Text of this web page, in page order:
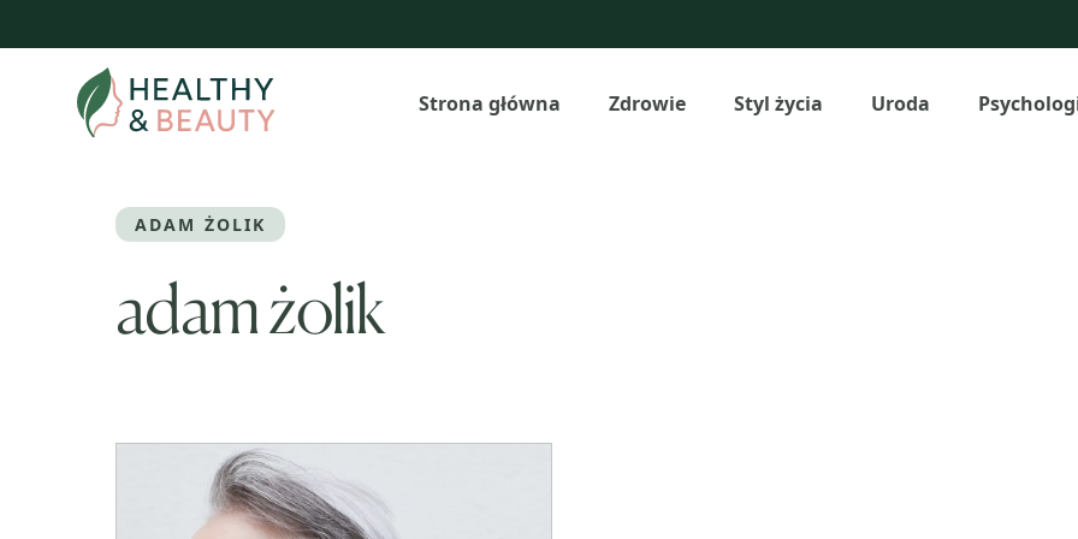
do
Strona główna
Zdrowie Styl życia Uroda
ADAM ŻOLIK
adam żolik